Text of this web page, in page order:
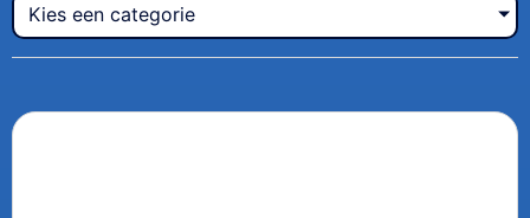
Kies een categorie